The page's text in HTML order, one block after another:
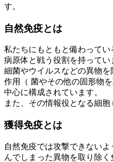
す。
自然免疫とは
私たちにもともと備わって
病原体と戦う役割を持ってい
細菌やウイルスなどの異物
作用（ 菌やその他の固形物
中心に構成されています。
また、その情報役となる細胞
獲得免疫とは
自然免疫では攻撃できない
んでしまった異物を取り除く